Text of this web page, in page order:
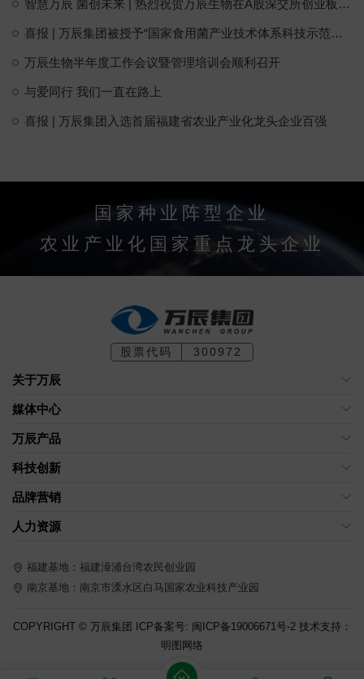
智慧万辰 菌创未来 | 热烈祝贺万辰生物在A股深交所创业板成功上市！
喜报 | 万辰集团被授予“国家食用菌产业技术体系科技示范企业”！
万辰生物半年度工作会议暨管理培训会顺利召开
与爱同行 我们一直在路上
喜报 | 万辰集团入选首届福建省农业产业化龙头企业百强
国家种业阵型企业
农业产业化国家重点龙头企业
股票代码 300972
关于万辰
媒体中心
万辰产品
科技创新
品牌营销
人力资源
福建基地：福建漳浦台湾农民创业园
南京基地：南京市溧水区白马国家农业科技产业园
COPYRIGHT © 万辰集团 ICP备案号: 闽ICP备19006671号-2技术支持：
明图网络